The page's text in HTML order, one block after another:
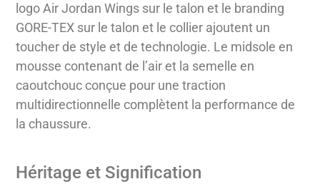
logo Air Jordan Wings sur le talon et le branding
GORE-TEX sur le talon et le collier ajoutent un
toucher de style et de technologie. Le midsole en
mousse contenant de l’air et la semelle en
caoutchouc conçue pour une traction
multidirectionnelle complètent la performance de
la chaussure.
Héritage et Signification